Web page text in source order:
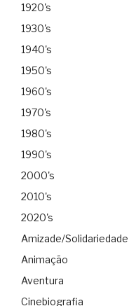
1920's
1930's
1940's
1950's
1960's
1970's
1980's
1990's
2000's
2010's
2020's
Amizade/Solidariedade
Animação
Aventura
Cinebiografia